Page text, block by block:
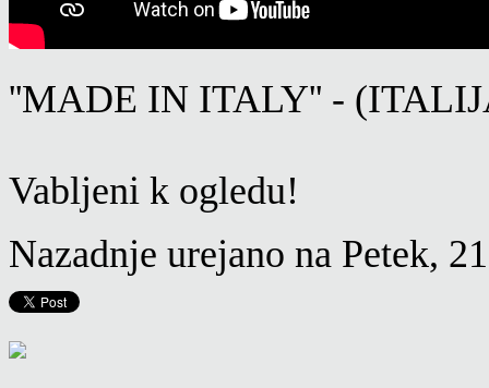
''MADE IN ITALY'' -
Vabljeni k ogledu!
Nazadnje urejano na Petek,